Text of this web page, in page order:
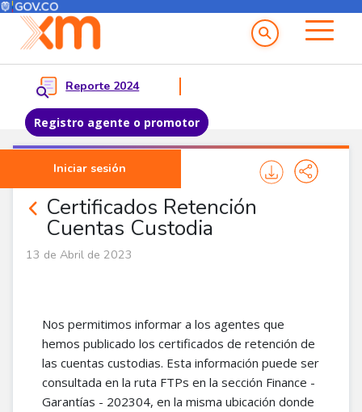
Pasar al contenido principal
Menú del Usuario
Reporte 2024
Registro agente o promotor
Iniciar sesión
Menu principal
Certificados Retención
Cuentas Custodia
Noticias Agentes
13 de Abril de 2023
Nos permitimos informar a los agentes que
hemos publicado los certificados de retención de
las cuentas custodias. Esta información puede ser
consultada en la ruta FTPs en la sección Finance -
Garantías - 202304, en la misma ubicación donde